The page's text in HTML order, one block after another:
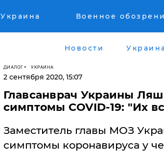
Украина Военное
Новости
ДИАЛОГ УКРАИНА
2 сентября 2020, 15:07
Главсанврач Украины
симптомы COVID-19: "Их
Заместитель главы МОЗ
симптомы коронавируса у